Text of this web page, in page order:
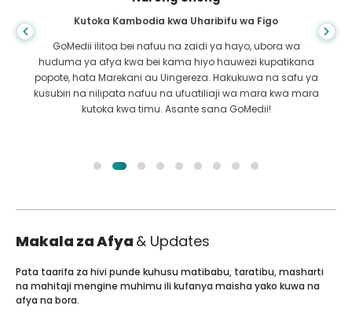
Kutoka Bangladesh kwa Gastroenterology
Nimemshukuru mwanangu na timu mahiri ya GoMedii
ambao walinisaidia katika safari yangu kutoka
Bangladesh hadi India kutibiwa. Tulifanya chaguo sahihi
katika kuchagua GoMedii. Wao hata baada ya matibabu
huweka dhamana kubwa na sisi
Makala za Afya & Updates
Pata taarifa za hivi punde kuhusu matibabu, taratibu, masharti
na mahitaji mengine muhimu ili kufanya maisha yako kuwa na
afya na bora.